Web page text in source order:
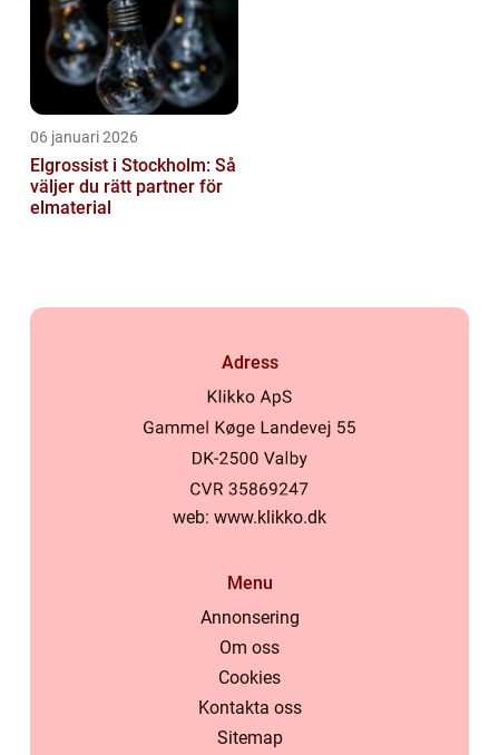
06 januari 2026
Elgrossist i Stockholm: Så
väljer du rätt partner för
elmaterial
Adress
web: www.klikko.dk
Menu
Annonsering
Om oss
Cookies
Kontakta oss
Sitemap